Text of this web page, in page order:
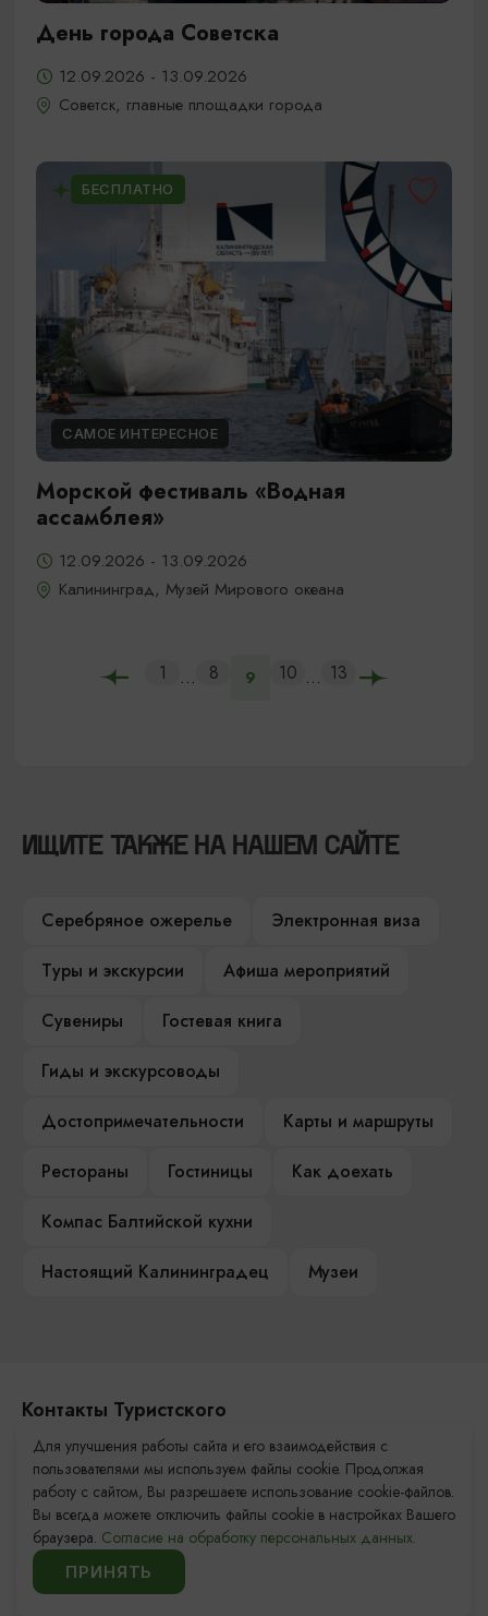
День города Советска
12.09.2026 - 13.09.2026
Советск, главные площадки города
БЕСПЛАТНО
САМОЕ ИНТЕРЕСНОЕ
Морской фестиваль «Водная
ассамблея»
12.09.2026 - 13.09.2026
Калининград, Музей Мирового океана
1 ... 8 9 10 ... 13
ИЩИТЕ ТАКЖЕ НА НАШЕМ САЙТЕ
Серебряное ожерелье
Электронная виза
Туры и экскурсии
Афиша мероприятий
Сувениры
Гостевая книга
Гиды и экскурсоводы
Достопримечательности
Карты и маршруты
Рестораны
Гостиницы
Как доехать
Компас Балтийской кухни
Настоящий Калининградец
Музеи
Контакты Туристского
информационного центра
+7 (4012) 555-200
8 (800) 200-55-39
info@visit-kaliningrad.ru
Для улучшения работы сайта и его взаимодействия с
пользователями мы используем файлы cookie. Продолжая
работу с сайтом, Вы разрешаете использование cookie-файлов.
Вы всегда можете отключить файлы cookie в настройках Вашего
браузера. Согласие на обработку персональных данных.
ПРИНЯТЬ